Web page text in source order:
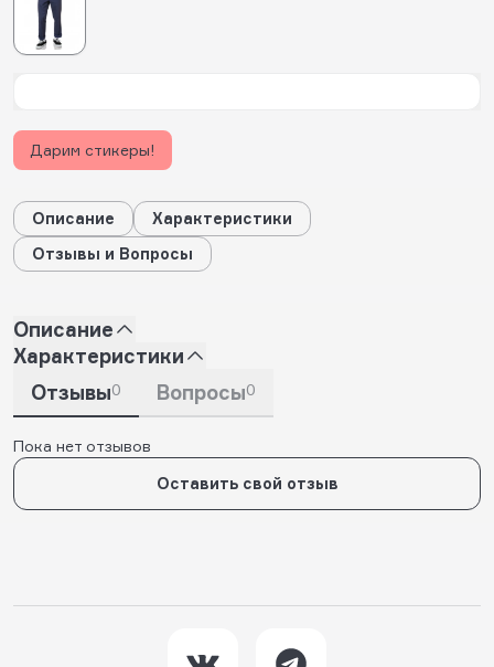
Дарим стикеры!
Описание
Характеристики
Отзывы и Вопросы
Описание
Характеристики
Отзывы0 Вопросы0
Пока нет отзывов
Оставить свой отзыв